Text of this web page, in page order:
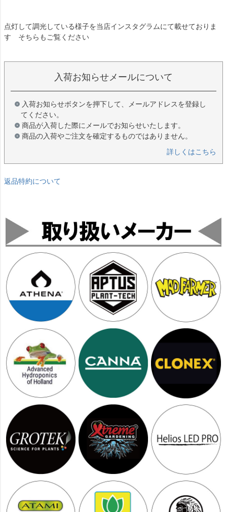
点灯して調光している様子を当店インスタグラムにて載せておりま
す そちらもご覧ください
入荷お知らせメールについて
入荷お知らせボタンを押下して、メールアドレスを登録し
てください。
商品が入荷した際にメールでお知らせいたします。
商品の入荷やご注文を確定するものではありません。
詳しくはこちら
返品特約について